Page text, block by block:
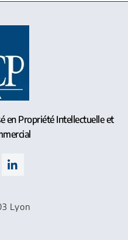
en Propriété Intellectuelle et
Lyon